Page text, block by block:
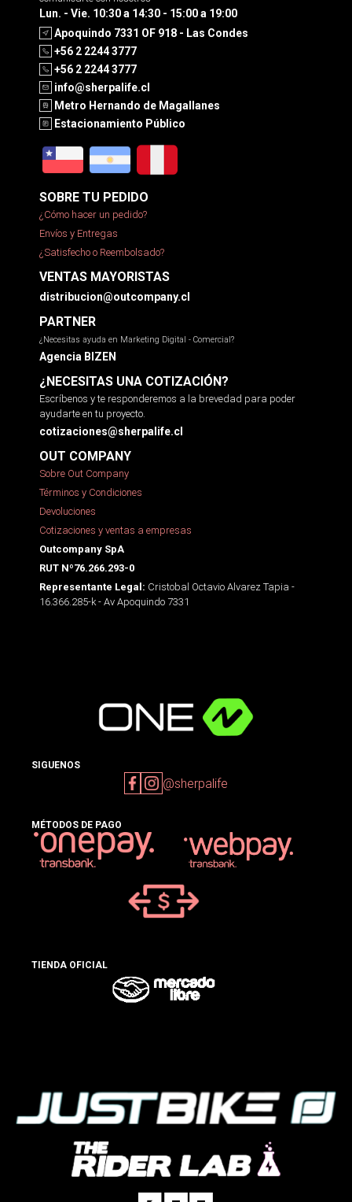
Lun. - Vie. 10:30 a 14:30 - 15:00 a 19:00
Apoquindo 7331 OF 918 - Las Condes
+56 2 2244 3777
+56 2 2244 3777
info@sherpalife.cl
Metro Hernando de Magallanes
Estacionamiento Público
SOBRE TU PEDIDO
¿Cómo hacer un pedido?
Envíos y Entregas
¿Satisfecho o Reembolsado?
VENTAS MAYORISTAS
distribucion@outcompany.cl
PARTNER
¿Necesitas ayuda en Marketing Digital - Comercial?
Agencia BIZEN
¿NECESITAS UNA COTIZACIÓN?
Escríbenos y te responderemos a la brevedad para poder
ayudarte en tu proyecto.
cotizaciones@sherpalife.cl
OUT COMPANY
Sobre Out Company
Términos y Condiciones
Devoluciones
Cotizaciones y ventas a empresas
Outcompany SpA
RUT Nº76.266.293-0
Representante Legal: Cristobal Octavio Alvarez Tapia -
16.366.285-k - Av Apoquindo 7331
SIGUENOS
@sherpalife
MÉTODOS DE PAGO
TIENDA OFICIAL